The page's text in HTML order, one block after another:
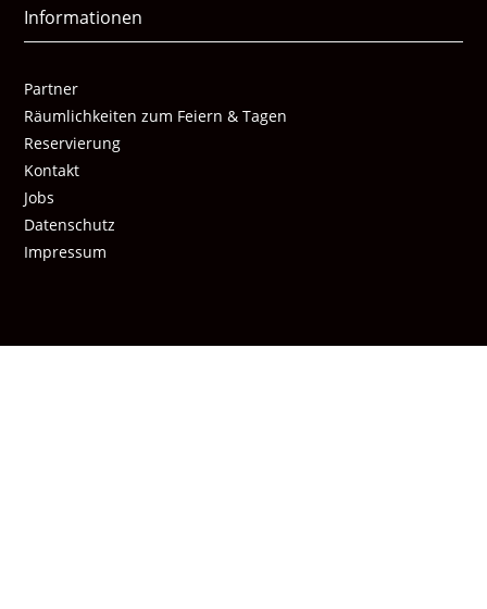
Informationen
Partner
Räumlichkeiten zum Feiern & Tagen
Reservierung
Kontakt
Jobs
Datenschutz
Impressum